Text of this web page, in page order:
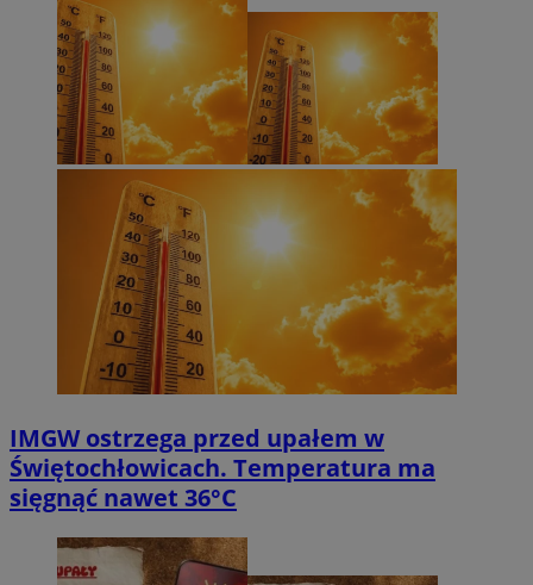
IMGW ostrzega przed upałem w
Świętochłowicach. Temperatura ma
sięgnąć nawet 36°C